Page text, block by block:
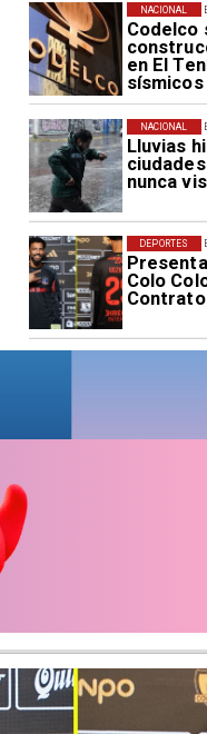
Codelco
en El
sísmicos
NACIONAL
Lluvias
nunca
NACIONAL
Colo
Contrato
DEPORTES